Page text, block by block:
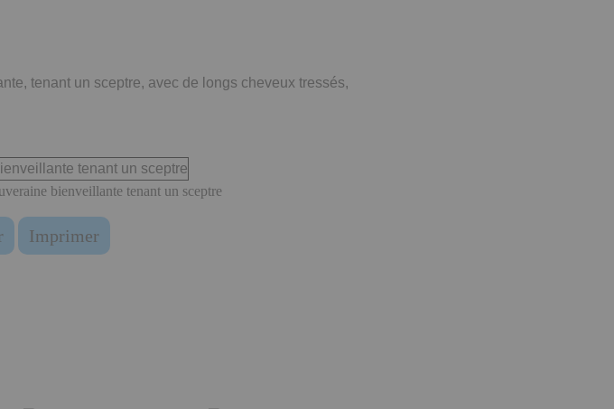
tenant un sceptre, avec de longs cheveux tressés,
bienveillante tenant un sceptre
Imprimer